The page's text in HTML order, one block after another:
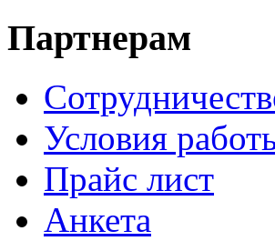
Партнерам
Условия
Прайс лист
Анкета